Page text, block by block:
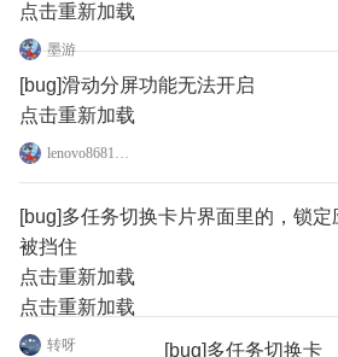
点击重新加载
墨游
[bug]滑动分屏功能无法开启
点击重新加载
lenovo86810535
[bug]多任务切换卡片界面里的，锁
被挡住
点击重新加载
点击重新加载
转呀 [bug]多任务切换卡